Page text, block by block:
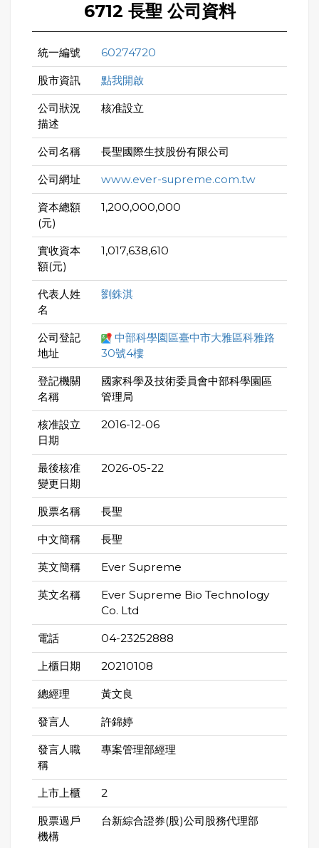
6712 長聖 公司資料
統一編號 60274720
股市資訊 點我開啟
公司狀況
描述
核准設立
公司名稱 長聖國際生技股份有限公司
公司網址 www.ever-supreme.com.tw
資本總額
(元)
1,200,000,000
實收資本
額(元)
1,017,638,610
代表人姓
名
劉銖淇
公司登記
地址
中部科學園區臺中市大雅區科雅路
30號4樓
登記機關
名稱
國家科學及技術委員會中部科學園區
管理局
核准設立
日期
2016-12-06
最後核准
變更日期
2026-05-22
股票名稱 長聖
中文簡稱 長聖
英文簡稱 Ever Supreme
英文名稱
Ever Supreme Bio Technology
Co. Ltd
電話 04-23252888
上櫃日期 20210108
總經理 黃文良
發言人 許錦婷
發言人職
稱
專案管理部經理
上市上櫃 2
股票過戶
機構
台新綜合證券(股)公司股務代理部